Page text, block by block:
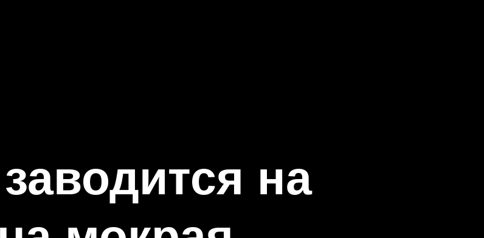
на